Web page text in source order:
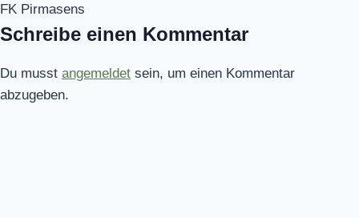
FK Pirmasens
Schreibe einen Kommentar
Du musst angemeldet sein, um einen Kommentar
abzugeben.